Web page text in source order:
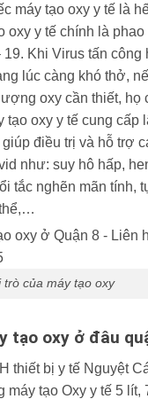
máy tạo oxy y tế là
oxy y tế chính là
19. Khi Virus tấn công
lúc càng khó thở,
oxy cần thiết, họ
tạo oxy y tế cung cấp
điều trị và hỗ trợ
như: suy hô hấp,
tắc nghẽn mãn tính,
trò của máy tạo oxy
tạo oxy ở đâu
thiết bị y tế Nguyệt
máy tạo Oxy y tế 5 lít,